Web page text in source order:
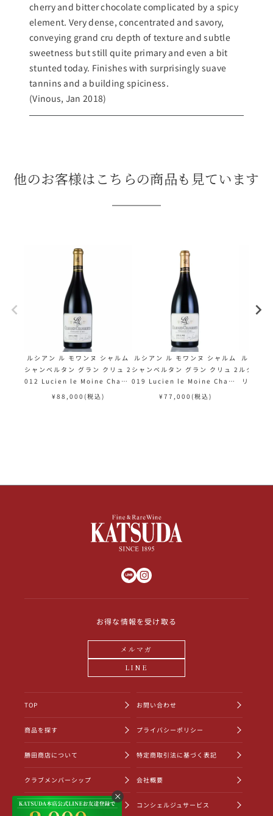
cherry and bitter chocolate complicated by a spicy
element. Very dense, concentrated and savory,
conveying grand cru depth of texture and subtle
sweetness but still quite primary and even a bit
stunted today. Finishes with surprisingly suave
tannins and a building spiciness.
(Vinous, Jan 2018)
他のお客様はこちらの商品も見ています
ルシアン ル モワンヌ シャルム
シャンベルタン グラン クリュ 2
012 Lucien le Moine Charm
es Chambertin Grand Cru
¥ 88,000 (税込)
ルシアン ル モワンヌ シャルム
シャンベルタン グラン クリュ 2
019 Lucien le Moine Charm
es Chambertin Grand Cru
¥ 77,000 (税込)
ルシア
ルタン
リュ
お得な情報を受け取る
メルマガ
LINE
TOP
商品を探す
勝田商店について
クラブメンバーシップ
ショッピングガイド
お問い合わせ
プライバシーポリシー
特定商取引法に基づく表記
会社概要
コンシェルジュサービス